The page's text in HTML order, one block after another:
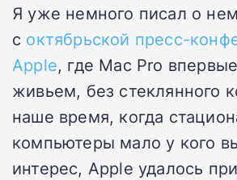
Я уже немного писал о
с октябрьской пресс-
Apple, где Mac Pro
живьем, без стеклянного
наше время, когда
компьютеры мало у кого
интерес, Apple удалось